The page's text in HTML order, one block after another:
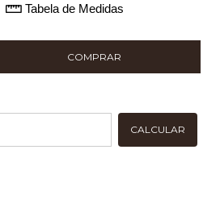
Tabela de Medidas
CALCULAR